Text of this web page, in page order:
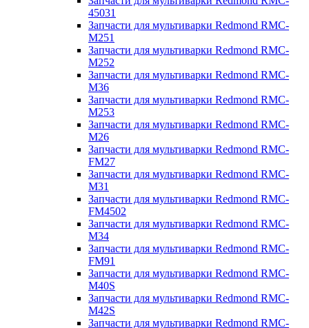
45031
Запчасти для мультиварки Redmond RMC-
M251
Запчасти для мультиварки Redmond RMC-
M252
Запчасти для мультиварки Redmond RMC-
M36
Запчасти для мультиварки Redmond RMC-
M253
Запчасти для мультиварки Redmond RMC-
M26
Запчасти для мультиварки Redmond RMC-
FM27
Запчасти для мультиварки Redmond RMC-
M31
Запчасти для мультиварки Redmond RMC-
FM4502
Запчасти для мультиварки Redmond RMC-
M34
Запчасти для мультиварки Redmond RMC-
FM91
Запчасти для мультиварки Redmond RMC-
M40S
Запчасти для мультиварки Redmond RMC-
M42S
Запчасти для мультиварки Redmond RMC-